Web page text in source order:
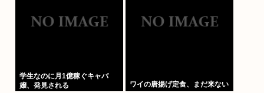
学生なのに月1億稼ぐキャバ
嬢、発見される
ワイの唐揚げ定食、まだ来ない